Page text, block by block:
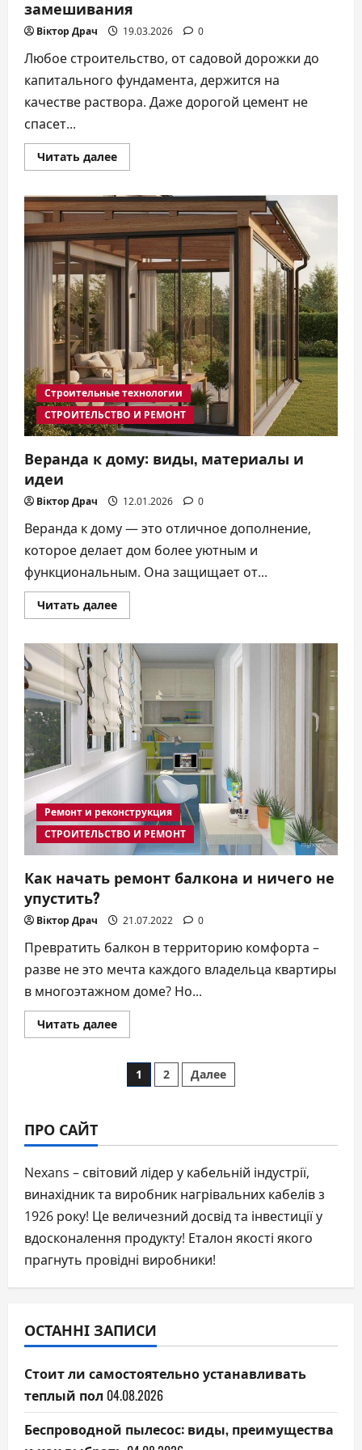
замешивания
Віктор Драч 19.03.2026 0
Любое строительство, от садовой дорожки до
капитального фундамента, держится на
качестве раствора. Даже дорогой цемент не
спасет...
Читать далееПрочитать
больше
приготовить
качественный
бетон:
золотые
правила
пропорций
и
замешивания
Строительные технологии
СТРОИТЕЛЬСТВО И РЕМОНТ
Веранда к дому: виды, материалы и
идеи
Віктор Драч 12.01.2026 0
Веранда к дому — это отличное дополнение,
которое делает дом более уютным и
функциональным. Она защищает от...
Читать далееПрочитать
больше
к
дому:
виды,
материалы
и
идеи
Ремонт и реконструкция
СТРОИТЕЛЬСТВО И РЕМОНТ
Как начать ремонт балкона и ничего не
упустить?
Віктор Драч 21.07.2022 0
Превратить балкон в территорию комфорта –
разве не это мечта каждого владельца квартиры
в многоэтажном доме? Но...
Читать далееПрочитать
больше
начать
ремонт
балкона
Пагинация
1 2 Далее
ПРО САЙТ
Nexans – світовий лідер у кабельній індустрії,
винахідник та виробник нагрівальних кабелів з
1926 року! Це величезний досвід та інвестиції у
вдосконалення продукту! Еталон якості якого
прагнуть провідні виробники!
ОСТАННІ ЗАПИСИ
Стоит ли самостоятельно устанавливать
теплый пол 04.08.2026
Беспроводной пылесос: виды, преимущества